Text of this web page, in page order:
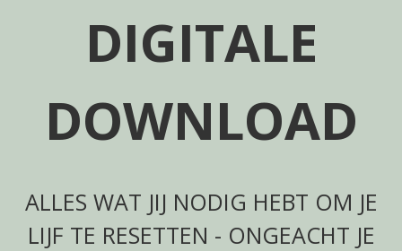
DIGITALE
DOWNLOAD
ALLES WAT JIJ NODIG HEBT OM JE
LIJF TE RESETTEN - ONGEACHT JE